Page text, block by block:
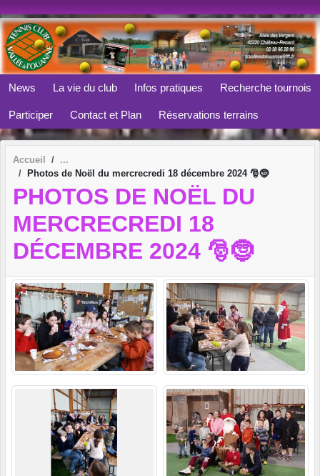
News La vie du club Infos pratiques Recherche tournois
Participer Contact et Plan Réservations terrains
Accueil
Photos de Noël du mercrecredi 18 décembre 2024 🎅🤶
PHOTOS DE NOËL DU
MERCRECREDI 18
DÉCEMBRE 2024 🎅🤶